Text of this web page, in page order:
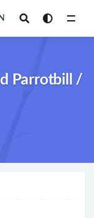
Parrotbill /